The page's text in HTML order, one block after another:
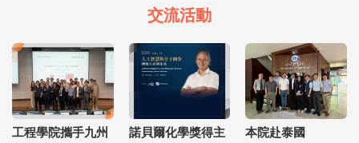
交流活動
工程學院攜手九州
諾貝爾化學獎得主
本院赴泰國